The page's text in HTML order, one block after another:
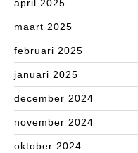
april 2025
maart 2025
februari 2025
januari 2025
december 2024
november 2024
oktober 2024